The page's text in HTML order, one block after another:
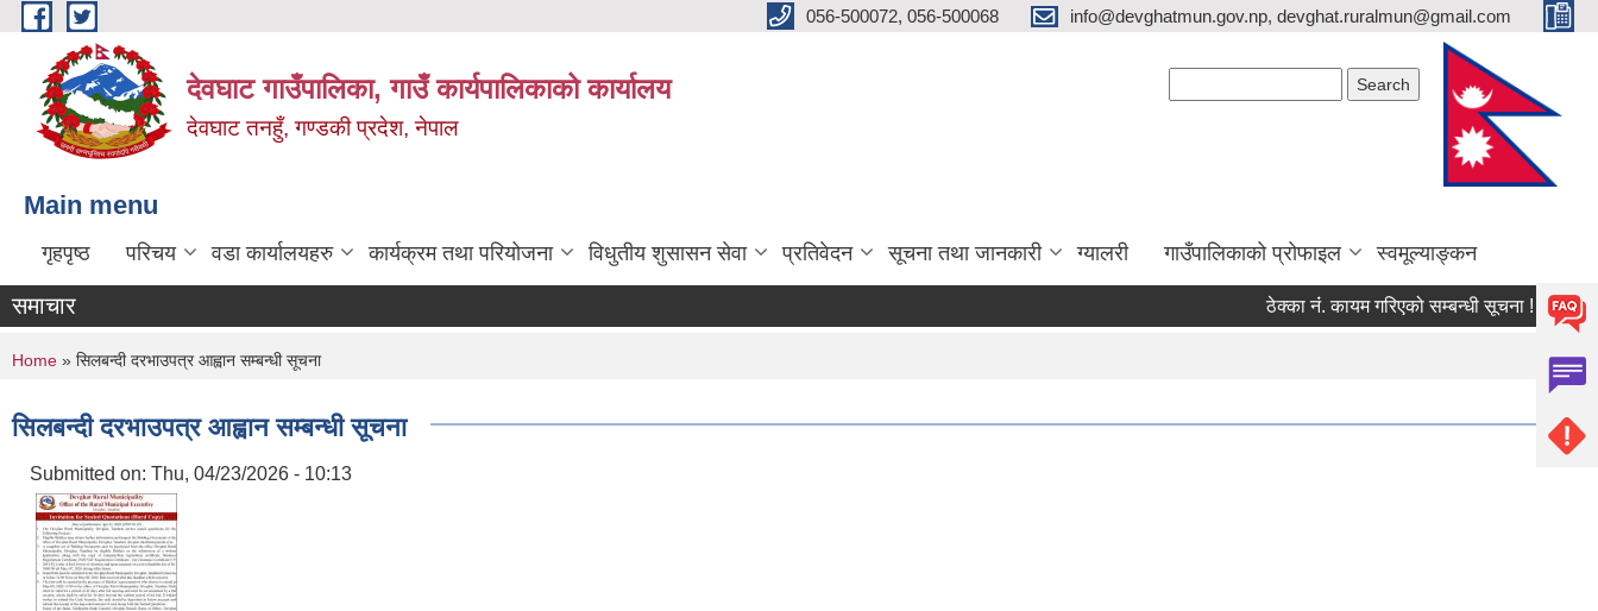
Skip to main content 056-500072, 056-500068 info@devghatmun.gov.np, devghat.ruralmun@gmail.com
देवघाट गाउँपालिका, गाउँ कार्यपालिकाको कार्यालय
देवघाट तनहुँ, गण्डकी प्रदेश, नेपाल
Main menu
गृहपृष्ठ परिचय वडा कार्यालयहरु कार्यक्रम तथा परियोजना विधुतीय शुसासन सेवा प्रतिवेदन सूचना तथा जानकारी ग्यालरी गाउँपालिकाको प्रोफाइल स्वमूल्याङ्कन
समाचार ठेक्का नंं. कायम गरिएको सम्बन्धी सूचना ! जिल्ला
You are here
Home » सिलबन्दी दरभाउपत्र आह्वान सम्बन्धी सूचना
सिलबन्दी दरभाउपत्र आह्वान सम्बन्धी सूचना
Submitted on: Thu, 04/23/2026 - 10:13